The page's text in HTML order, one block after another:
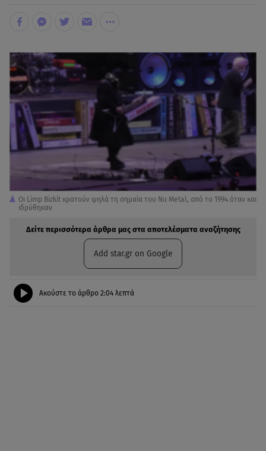
Οι Limp Bizkit κρατούν ψηλά τη σημαία του Nu Metal, από το 1994 όταν και
ιδρύθηκαν
Δείτε περισσότερα άρθρα μας στα αποτελέσματα αναζήτησης
Add star.gr on Google
Ακούστε το άρθρο 2:04 λεπτά